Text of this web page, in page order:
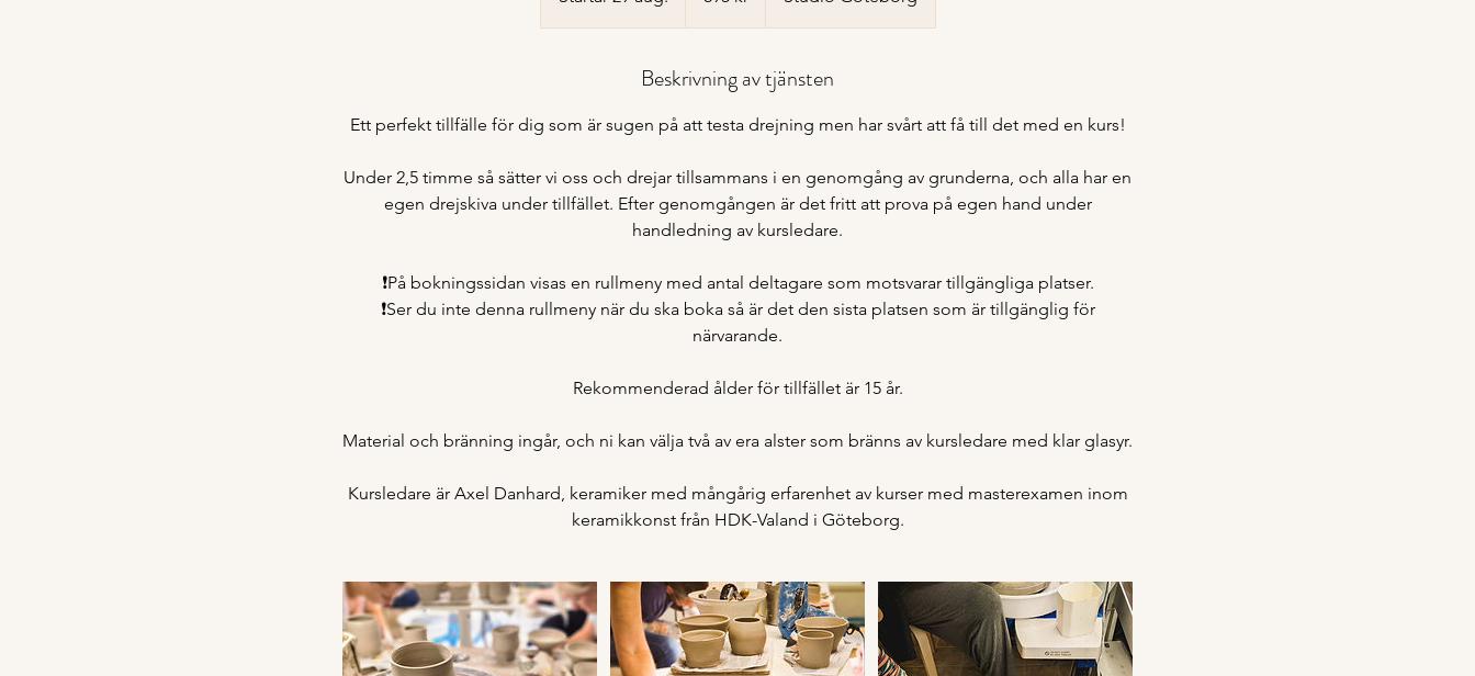
r
a
2
9
a
g
.
Beskrivning av tjänsten
Ett perfekt tillfälle för dig som är sugen på att testa drejning men har svårt att få till det med en kurs!
Under 2,5 timme så sätter vi oss och drejar tillsammans i en genomgång av grunderna, och alla har en
egen drejskiva under tillfället. Efter genomgången är det fritt att prova på egen hand under
handledning av kursledare.
❗️På bokningssidan visas en rullmeny med antal deltagare som motsvarar tillgängliga platser.
❗️Ser du inte denna rullmeny när du ska boka så är det den sista platsen som är tillgänglig för
närvarande.
Rekommenderad ålder för tillfället är 15 år.
Material och bränning ingår, och ni kan välja två av era alster som bränns av kursledare med klar glasyr.
Kursledare är Axel Danhard, keramiker med mångårig erfarenhet av kurser med masterexamen inom
keramikkonst från HDK-Valand i Göteborg.